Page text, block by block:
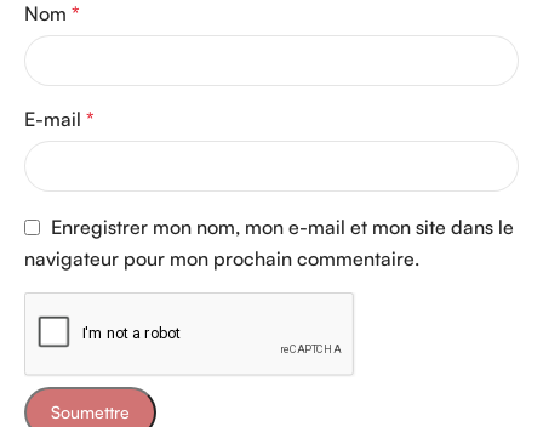
Nom *
E-mail *
Enregistrer mon nom, mon e-mail et mon site dans le
navigateur pour mon prochain commentaire.